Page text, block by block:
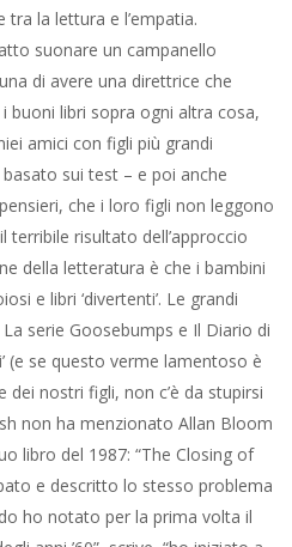
la lettura e l’empatia.
suonare un campanello
di avere una direttrice che
buoni libri sopra ogni altra cosa,
amici con figli più grandi
sui test – e poi anche
che i loro figli non leggono
risultato dell’approccio
della letteratura è che i bambini
e libri ‘divertenti’. Le grandi
serie Goosebumps e Il Diario di
(e se questo verme lamentoso è
nostri figli, non c’è da stupirsi
non ha menzionato Allan Bloom
libro del 1987: “The Closing of
e descritto lo stesso problema
ho notato per la prima volta il